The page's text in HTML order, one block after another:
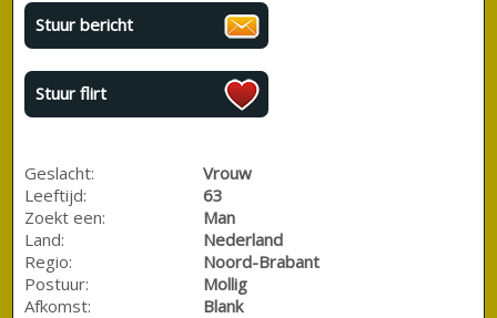
Stuur bericht
Stuur flirt
Geslacht:
Vrouw
Leeftijd:
63
Zoekt een:
Man
Land:
Nederland
Regio:
Noord-Brabant
Postuur:
Mollig
Afkomst:
Blank